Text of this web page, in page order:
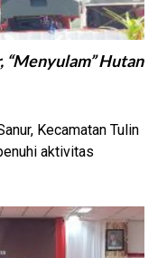
“Menyulam” Hutan
Kecamatan Tulin
aktivitas